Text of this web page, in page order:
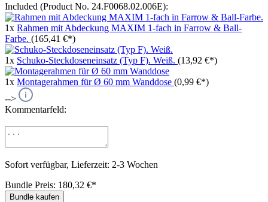
Included (Product No. 24.F0068.02.006E):
1x Rahmen mit Abdeckung MAXIM 1-fach in Farrow & Ball-
Farbe. (165,41 €*)
1x Schuko-Steckdoseneinsatz (Typ F). Weiß. (13,92 €*)
1x Montagerahmen für Ø 60 mm Wanddose (0,99 €*)
-->
Kommentarfeld:
Sofort verfügbar, Lieferzeit: 2-3 Wochen
Bundle Preis: 180,32 €*
Bundle kaufen